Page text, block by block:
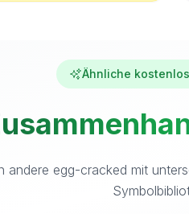
Ähnliche
andere egg-cracked mit